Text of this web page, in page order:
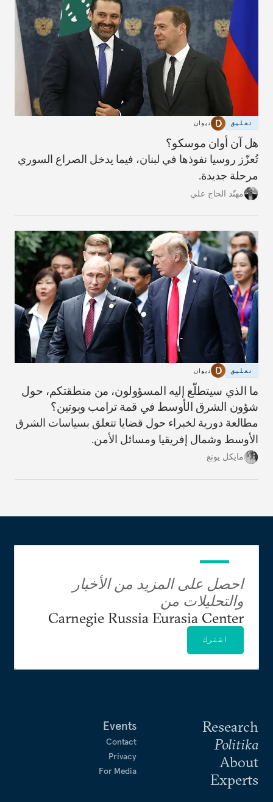
تعليق ديوان
هل آن أوان موسكو؟
تُعزّز روسيا نفوذها في لبنان، فيما يدخل الصراع السوري
مرحلة جديدة.
مهنّد الحاج علي
تعليق ديوان
ما الذي سيتطلّع إليه المسؤولون، من منطقتكم، حول
شؤون الشرق الأوسط في قمة ترامب وبوتين؟
مطالعة دورية لخبراء حول قضايا تتعلق بسياسات الشرق
الأوسط وشمال إفريقيا ومسائل الأمن.
مايكل يونغ
Research
Politika
About
Experts
Events
Contact
Privacy
For Media
احصل على المزيد من الأخبار
والتحليلات من
Carnegie Russia Eurasia Center
اشترك